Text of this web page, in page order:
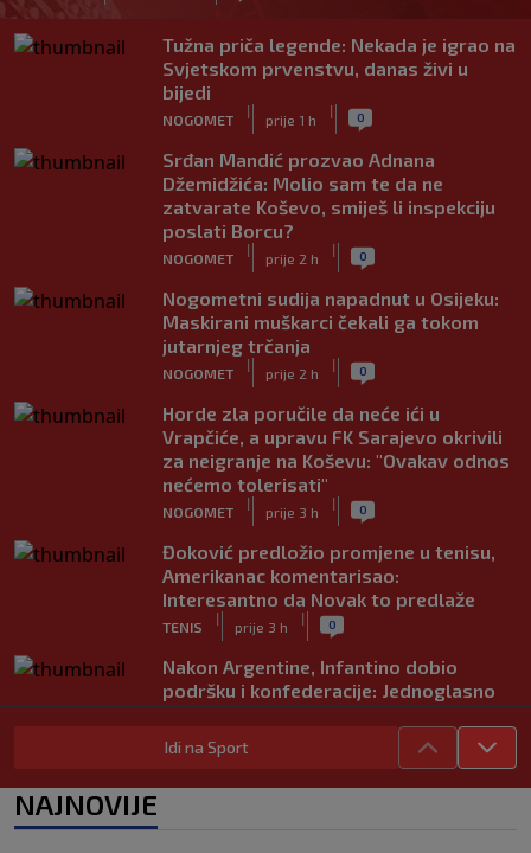
Tužna priča legende: Nekada je igrao na
Svjetskom prvenstvu, danas živi u
bijedi
NOGOMET
|
prije 1 h
| 0
Srđan Mandić prozvao Adnana
Džemidžića: Molio sam te da ne
zatvarate Koševo, smiješ li inspekciju
poslati Borcu?
NOGOMET
|
prije 2 h
| 0
Nogometni sudija napadnut u Osijeku:
Maskirani muškarci čekali ga tokom
jutarnjeg trčanja
NOGOMET
|
prije 2 h
| 0
Horde zla poručile da neće ići u
Vrapčiće, a upravu FK Sarajevo okrivili
za neigranje na Koševu: "Ovakav odnos
nećemo tolerisati"
NOGOMET
|
prije 3 h
| 0
Đoković predložio promjene u tenisu,
Amerikanac komentarisao:
Interesantno da Novak to predlaže
TENIS
|
prije 3 h
| 0
Nakon Argentine, Infantino dobio
podršku i konfederacije: Jednoglasno
ponavljamo podršku predsjedniku
NOGOMET
Idi na Sport
NAJNOVIJE